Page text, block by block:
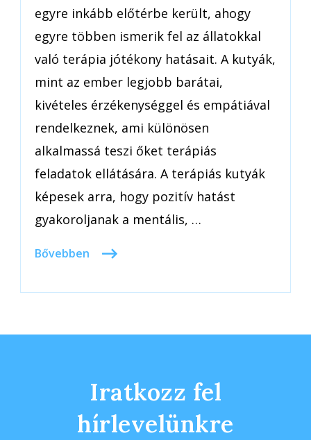
egyre inkább előtérbe került, ahogy
egyre többen ismerik fel az állatokkal
való terápia jótékony hatásait. A kutyák,
mint az ember legjobb barátai,
kivételes érzékenységgel és empátiával
rendelkeznek, ami különösen
alkalmassá teszi őket terápiás
feladatok ellátására. A terápiás kutyák
képesek arra, hogy pozitív hatást
gyakoroljanak a mentális, …
Bővebben
Iratkozz fel
hírlevelünkre